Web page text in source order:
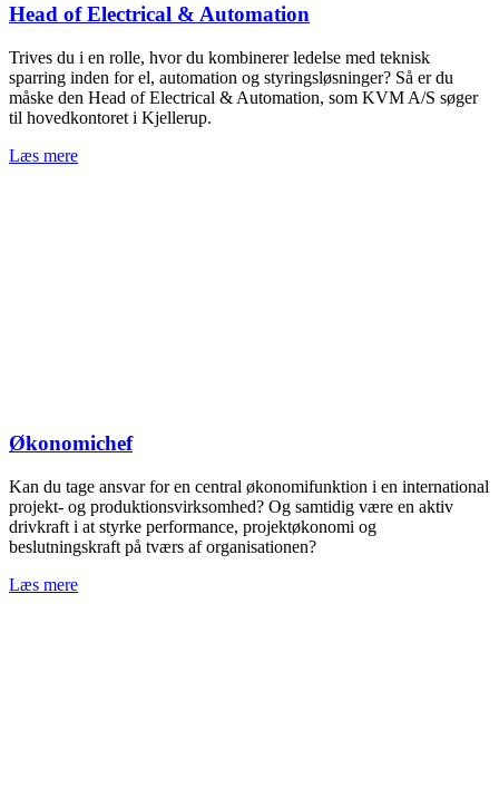
Head of Electrical & Automation
Trives du i en rolle, hvor du kombinerer ledelse med teknisk
sparring inden for el, automation og styringsløsninger? Så er du
måske den Head of Electrical & Automation, som KVM A/S søger
til hovedkontoret i Kjellerup.
Læs mere
Økonomichef
Kan du tage ansvar for en central økonomifunktion i en international
projekt- og produktionsvirksomhed? Og samtidig være en aktiv
drivkraft i at styrke performance, projektøkonomi og
beslutningskraft på tværs af organisationen?
Læs mere